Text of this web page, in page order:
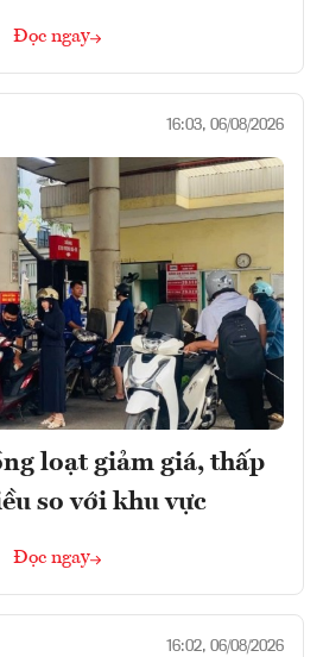
Đọc ngay
16:03, 06/08/2026
loạt giảm giá, thấp
so với khu vực
Đọc ngay
16:02, 06/08/2026